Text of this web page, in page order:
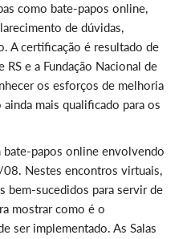
como bate-papos online,
de dúvidas,
A certificação é resultado de
RS e a Fundação Nacional de
os esforços de melhoria
mais qualificado para os
papos online envolvendo
Nestes encontros virtuais,
bem-sucedidos para servir de
mostrar como é o
ser implementado. As Salas